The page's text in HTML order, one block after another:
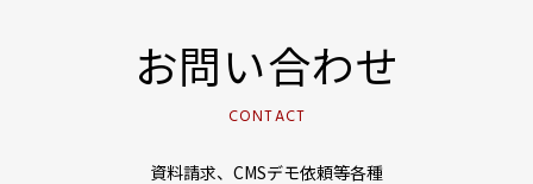
お問い合わせ
CONTACT
資料請求、CMSデモ依頼等各種